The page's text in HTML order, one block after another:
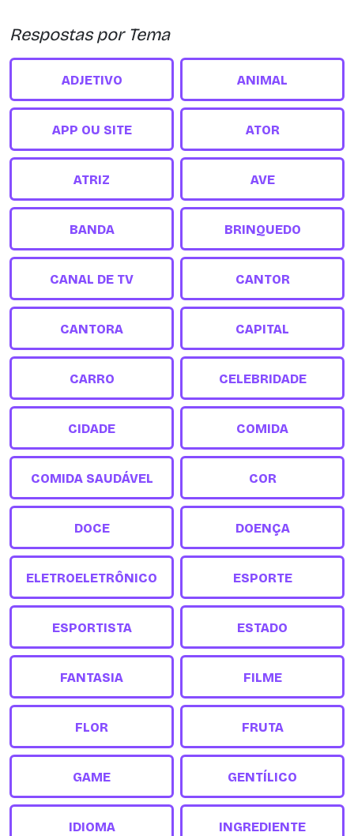
Respostas por Tema
ADJETIVO ANIMAL
APP OU SITE ATOR
ATRIZ AVE
BANDA BRINQUEDO
CANAL DE TV CANTOR
CANTORA CAPITAL
CARRO CELEBRIDADE
CIDADE COMIDA
COMIDA SAUDÁVEL COR
DOCE DOENÇA
ELETROELETRÔNICO ESPORTE
ESPORTISTA ESTADO
FANTASIA FILME
FLOR FRUTA
GAME GENTÍLICO
IDIOMA INGREDIENTE